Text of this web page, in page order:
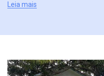
Leia mais